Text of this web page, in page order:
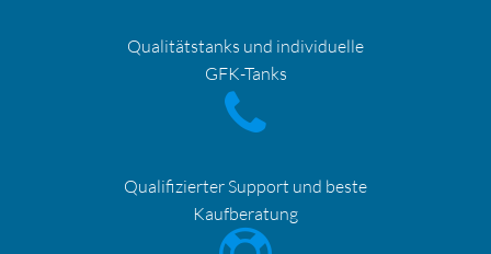
Qualitätstanks und individuelle
GFK-Tanks
Qualifizierter Support und beste
Kaufberatung